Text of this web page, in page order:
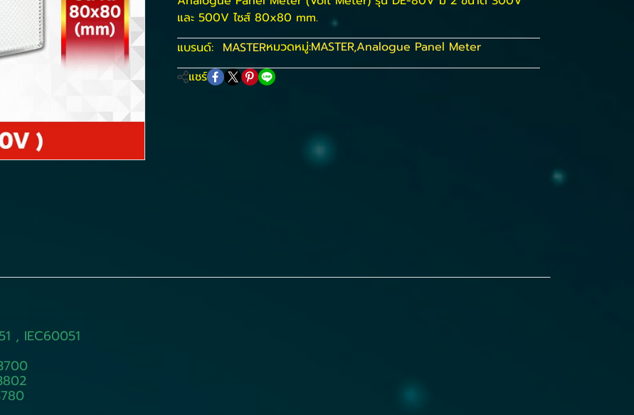
และ 500V ไซส์ 80x80 mm.
แบรนด์: MASTERหมวดหมู่:MASTER,Analogue Panel Meter
แชร์